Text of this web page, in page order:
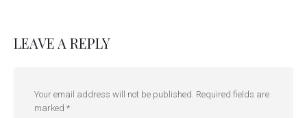
LEAVE A REPLY
Your email address will not be published. Required fields are
marked *